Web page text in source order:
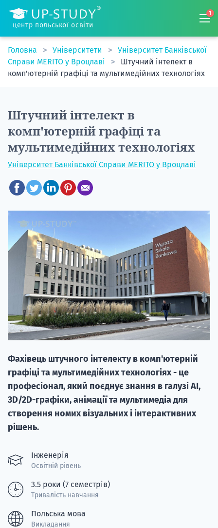
центр польської освіти
1
Головна Університети
Університет Банківської
Справи MERITO у Вроцлаві
Штучний інтелект в
комп'ютерній графіці та мультимедійних технологіях
Штучний інтелект в
комп'ютерній графіці та
мультимедійних технологіях
Університет Банківської Справи MERITO у Вроцлаві
Фахівець штучного інтелекту в комп'ютерній
графіці та мультимедійних технологіях - це
професіонал, який поєднує знання в галузі AI,
3D/2D-графіки, анімації та мультимедіа для
створення номих візуальних і інтерактивних
рішень.
Інженерія
Освітній рівень
3.5 роки (7 семестрів)
Тривалість навчання
Польська мова
Викладання
20.09
"Навчання
вступ на